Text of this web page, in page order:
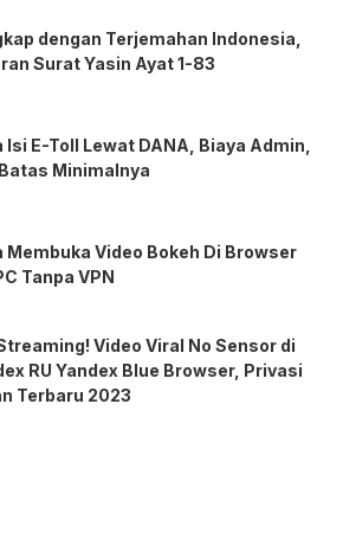
dengan Terjemahan Indonesia,
Surat Yasin Ayat 1-83
Isi E-Toll Lewat DANA, Biaya Admin,
Minimalnya
Membuka Video Bokeh Di Browser
Tanpa VPN
Video Viral No Sensor di
RU Yandex Blue Browser, Privasi
Terbaru 2023